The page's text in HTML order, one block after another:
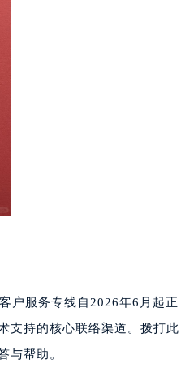
户服务专线自2026年6月起正
支持的核心联络渠道。拨打此
与帮助。